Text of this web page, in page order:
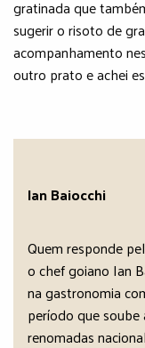
gratinada que
sugerir o risoto de
acompanhamento
outro prato e achei
Ian Baiocchi
Quem responde
o chef goiano Ian
na gastronomia
período que
renomadas